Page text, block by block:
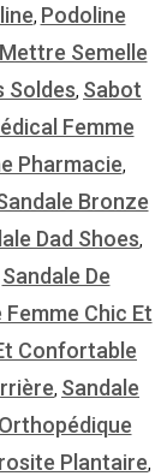
, Podoline
Semelle
Soldes, Sabot
Femme
Pharmacie,
Bronze
Dad Shoes,
Sandale De
Femme Chic Et
Confortable
, Sandale
Plantaire,